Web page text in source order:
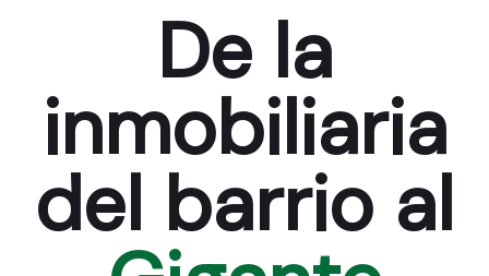
De la
inmobiliaria
del barrio al